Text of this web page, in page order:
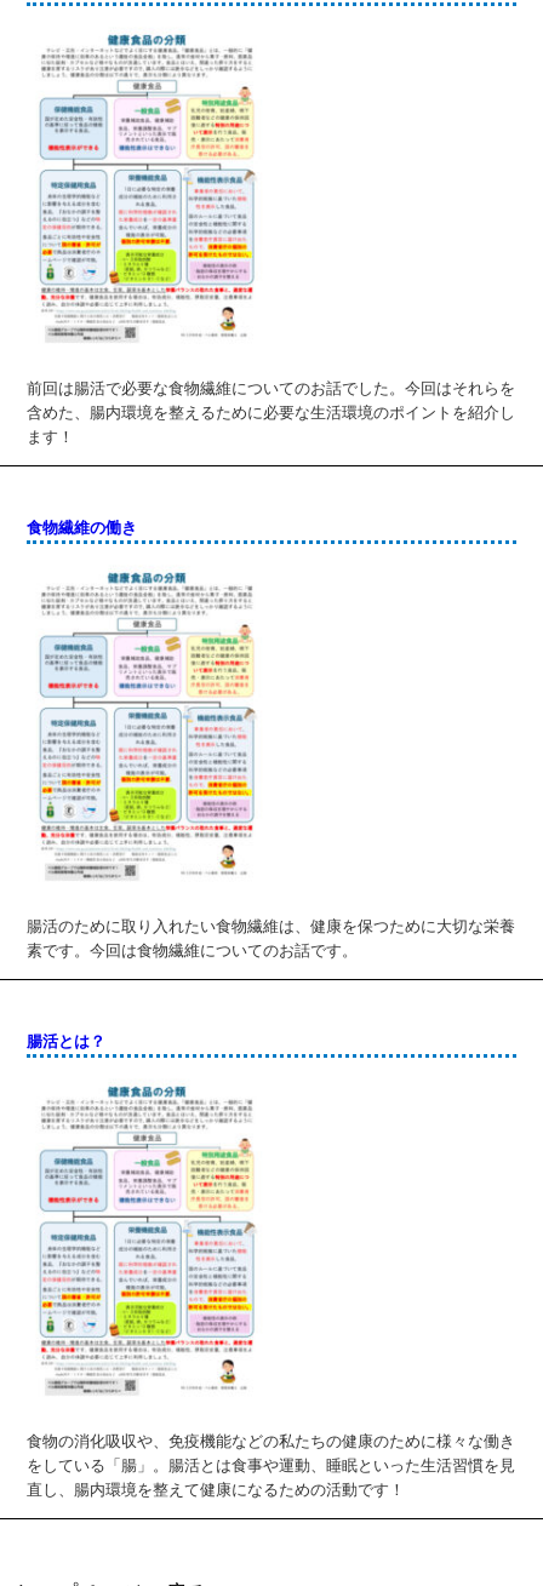
前回は腸活で必要な食物繊維についてのお話でした。今回はそれらを
含めた、腸内環境を整えるために必要な生活環境のポイントを紹介し
ます！
食物繊維の働き
腸活のために取り入れたい食物繊維は、健康を保つために大切な栄養
素です。今回は食物繊維についてのお話です。
腸活とは？
食物の消化吸収や、免疫機能などの私たちの健康のために様々な働き
をしている「腸」。腸活とは食事や運動、睡眠といった生活習慣を見
直し、腸内環境を整えて健康になるための活動です！